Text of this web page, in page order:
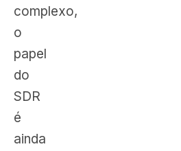
complexo,
o
papel
do
SDR
é
ainda